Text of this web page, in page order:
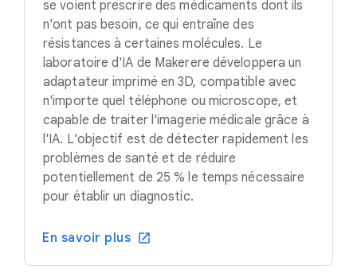
se voient prescrire des médicaments dont ils
n'ont pas besoin, ce qui entraîne des
résistances à certaines molécules. Le
laboratoire d'IA de Makerere développera un
adaptateur imprimé en 3D, compatible avec
n'importe quel téléphone ou microscope, et
capable de traiter l'imagerie médicale grâce à
l'IA. L'objectif est de détecter rapidement les
problèmes de santé et de réduire
potentiellement de 25 % le temps nécessaire
pour établir un diagnostic.
En savoir plus